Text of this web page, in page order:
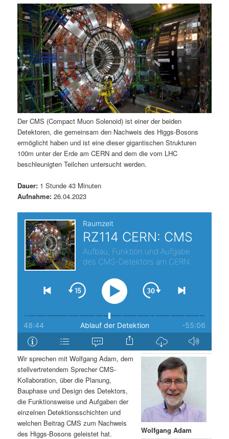
ä
r
e
n
I
n
h
l
t
s
p
n
g
e
n
n
d
ä
r
e
n
I
h
a
l
t
r
i
n
g
e
n
a
v
i
g
a
t
i
o
n
Der CMS (Compact Muon Solenoid) ist einer der beiden
Detektoren, die gemeinsam den Nachweis des Higgs-Bosons
ermöglicht haben und ist eine dieser gigantischen Strukturen
100m unter der Erde am CERN and dem die vom LHC
beschleunigten Teilchen untersucht werden.
Dauer: 1 Stunde 43 Minuten
Aufnahme: 26.04.2023
Wolfgang Adam
Wir sprechen mit Wolfgang Adam, dem
stellvertretendem Sprecher CMS-
Kollaboration, über die Planung,
Bauphase und Design des Detektors,
die Funktionsweise und Aufgaben der
einzelnen Detektionsschichten und
welchen Beitrag CMS zum Nachweis
des Higgs-Bosons geleistet hat.